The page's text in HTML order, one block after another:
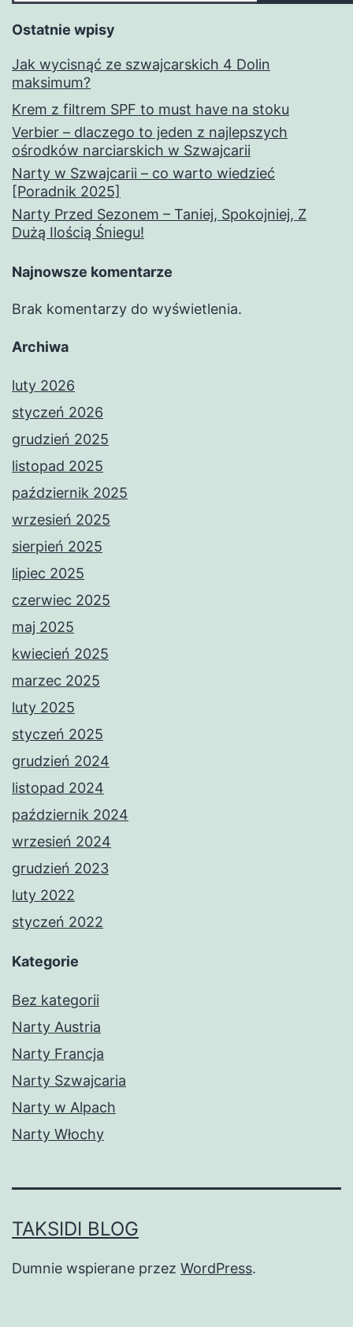
Ostatnie wpisy
Jak wycisnąć ze szwajcarskich 4 Dolin
maksimum?
Krem z filtrem SPF to must have na stoku
Verbier – dlaczego to jeden z najlepszych
ośrodków narciarskich w Szwajcarii
Narty w Szwajcarii – co warto wiedzieć
[Poradnik 2025]
Narty Przed Sezonem – Taniej, Spokojniej, Z
Dużą Ilością Śniegu!
Najnowsze komentarze
Brak komentarzy do wyświetlenia.
Archiwa
luty 2026
styczeń 2026
grudzień 2025
listopad 2025
październik 2025
wrzesień 2025
sierpień 2025
lipiec 2025
czerwiec 2025
maj 2025
kwiecień 2025
marzec 2025
luty 2025
styczeń 2025
grudzień 2024
listopad 2024
październik 2024
wrzesień 2024
grudzień 2023
luty 2022
styczeń 2022
Kategorie
Bez kategorii
Narty Austria
Narty Francja
Narty Szwajcaria
Narty w Alpach
Narty Włochy
TAKSIDI BLOG
Dumnie wspierane przez WordPress.